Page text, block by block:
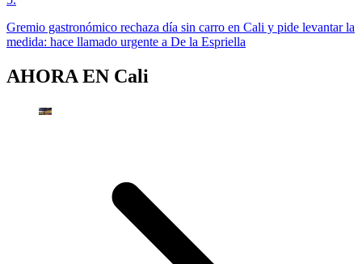
Gremio gastronómico rechaza día sin carro en Cali y pide levantar la
medida: hace llamado urgente a De la Espriella
AHORA EN Cali